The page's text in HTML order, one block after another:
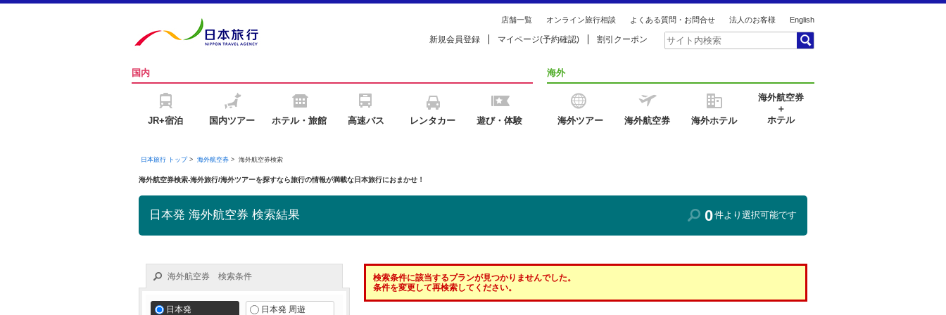
店舗一覧 オンライン旅行相談 よくある質問・お問合せ 法人のお客様 English
新規会員登録 マイページ(予約確認) 割引クーポン
国内
JR+宿泊 国内ツアー ホテル・旅館 高速バス レンタカー 遊び・体験
海外
海外ツアー 海外航空券 海外ホテル
海外航空券
＋
ホテル
日本旅行 トップ> 海外航空券> 海外航空券検索
海外航空券検索-海外旅行/海外ツアーを探すなら旅行の情報が満載な日本旅行におまかせ！
日本発 海外航空券 検索結果 0件より選択可能です
検索条件に該当するプランが見つかりませんでした。
条件を変更して再検索してください。
海外航空券 検索条件
日本発 日本発 周遊